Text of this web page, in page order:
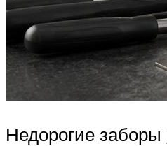
Недорогие заборы